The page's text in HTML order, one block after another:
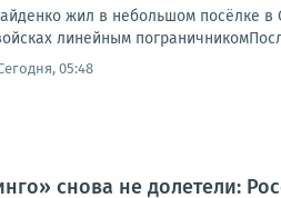
жил в небольшом посёлке в
линейным
05:48
снова не долетели: